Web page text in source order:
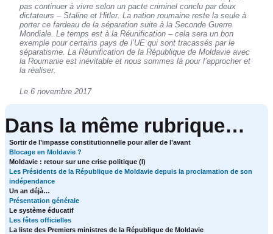
pas continuer à vivre selon un pacte criminel conclu par deux
dictateurs – Staline et Hitler. La nation roumaine reste la seule à
porter ce fardeau de la séparation suite à la Seconde Guerre
Mondiale. Le temps est à la Réunification – cela sera un bon
exemple pour certains pays de l’UE qui sont tracassés par le
séparatisme. La Réunification de la République de Moldavie avec
la Roumanie est inévitable et nous sommes là pour l’approcher et
la réaliser.
Le 6 novembre 2017
Dans la même rubrique…
Sortir de l’impasse constitutionnelle pour aller de l’avant
Blocage en Moldavie ?
Moldavie : retour sur une crise politique (I)
Les Présidents de la République de Moldavie depuis la proclamation de son
indépendance
Un an déjà…
Présentation générale
Le système éducatif
Les fêtes officielles
La liste des Premiers ministres de la République de Moldavie